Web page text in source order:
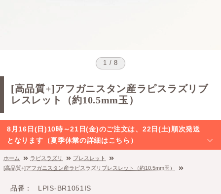
1 / 8
[高品質+]アフガニスタン産ラピスラズリブ
レスレット（約10.5mm玉）
8月16日(日)10時～21日(金)のご注文は、22日(土)順次発送
となります（夏季休業の詳細はこちら）
ホーム ラピスラズリ
ブレスレット
[高品質+]アフガニスタン産ラピスラズリブレスレット（約10.5mm玉）
品番
LPIS-BR1051IS